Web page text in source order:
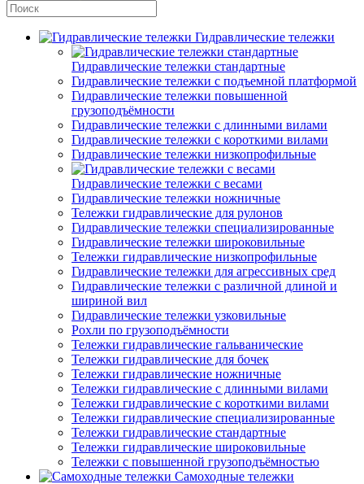
Гидравлические тележки
Гидравлические тележки стандартные
Гидравлические тележки с подъемной платформой
Гидравлические тележки повышенной
грузоподъёмности
Гидравлические тележки с длинными вилами
Гидравлические тележки с короткими вилами
Гидравлические тележки низкопрофильные
Гидравлические тележки с весами
Гидравлические тележки ножничные
Тележки гидравлические для рулонов
Гидравлические тележки специализированные
Гидравлические тележки широковильные
Тележки гидравлические низкопрофильные
Гидравлические тележки для агрессивных сред
Гидравлические тележки с различной длиной и
шириной вил
Гидравлические тележки узковильные
Рохли по грузоподъёмности
Тележки гидравлические гальванические
Тележки гидравлические для бочек
Тележки гидравлические ножничные
Тележки гидравлические с длинными вилами
Тележки гидравлические с короткими вилами
Тележки гидравлические специализированные
Тележки гидравлические стандартные
Тележки гидравлические широковильные
Тележки с повышенной грузоподъёмностью
Самоходные тележки